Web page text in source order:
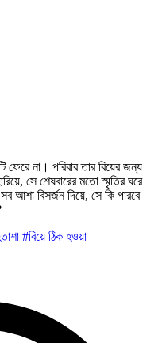
ফেরে না। পরিবার তার বিয়ের জন্য
সে শেষবারের মতো স্মৃতির ঘরে
আশা বিসর্জন দিয়ে, সে কি পারবে
#বিয়ে ঠিক হওয়া